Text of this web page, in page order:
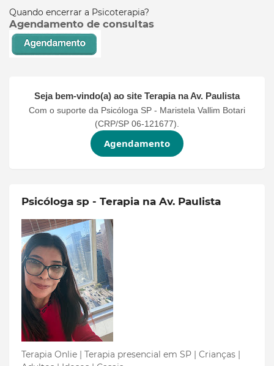
Quando encerrar a Psicoterapia?
Agendamento de consultas
Seja bem-vindo(a) ao site Terapia na Av. Paulista
Com o suporte da Psicóloga SP - Maristela Vallim Botari
(CRP/SP 06-121677).
Agendamento
Psicóloga sp - Terapia na Av. Paulista
Terapia Onlie | Terapia presencial em SP | Crianças |